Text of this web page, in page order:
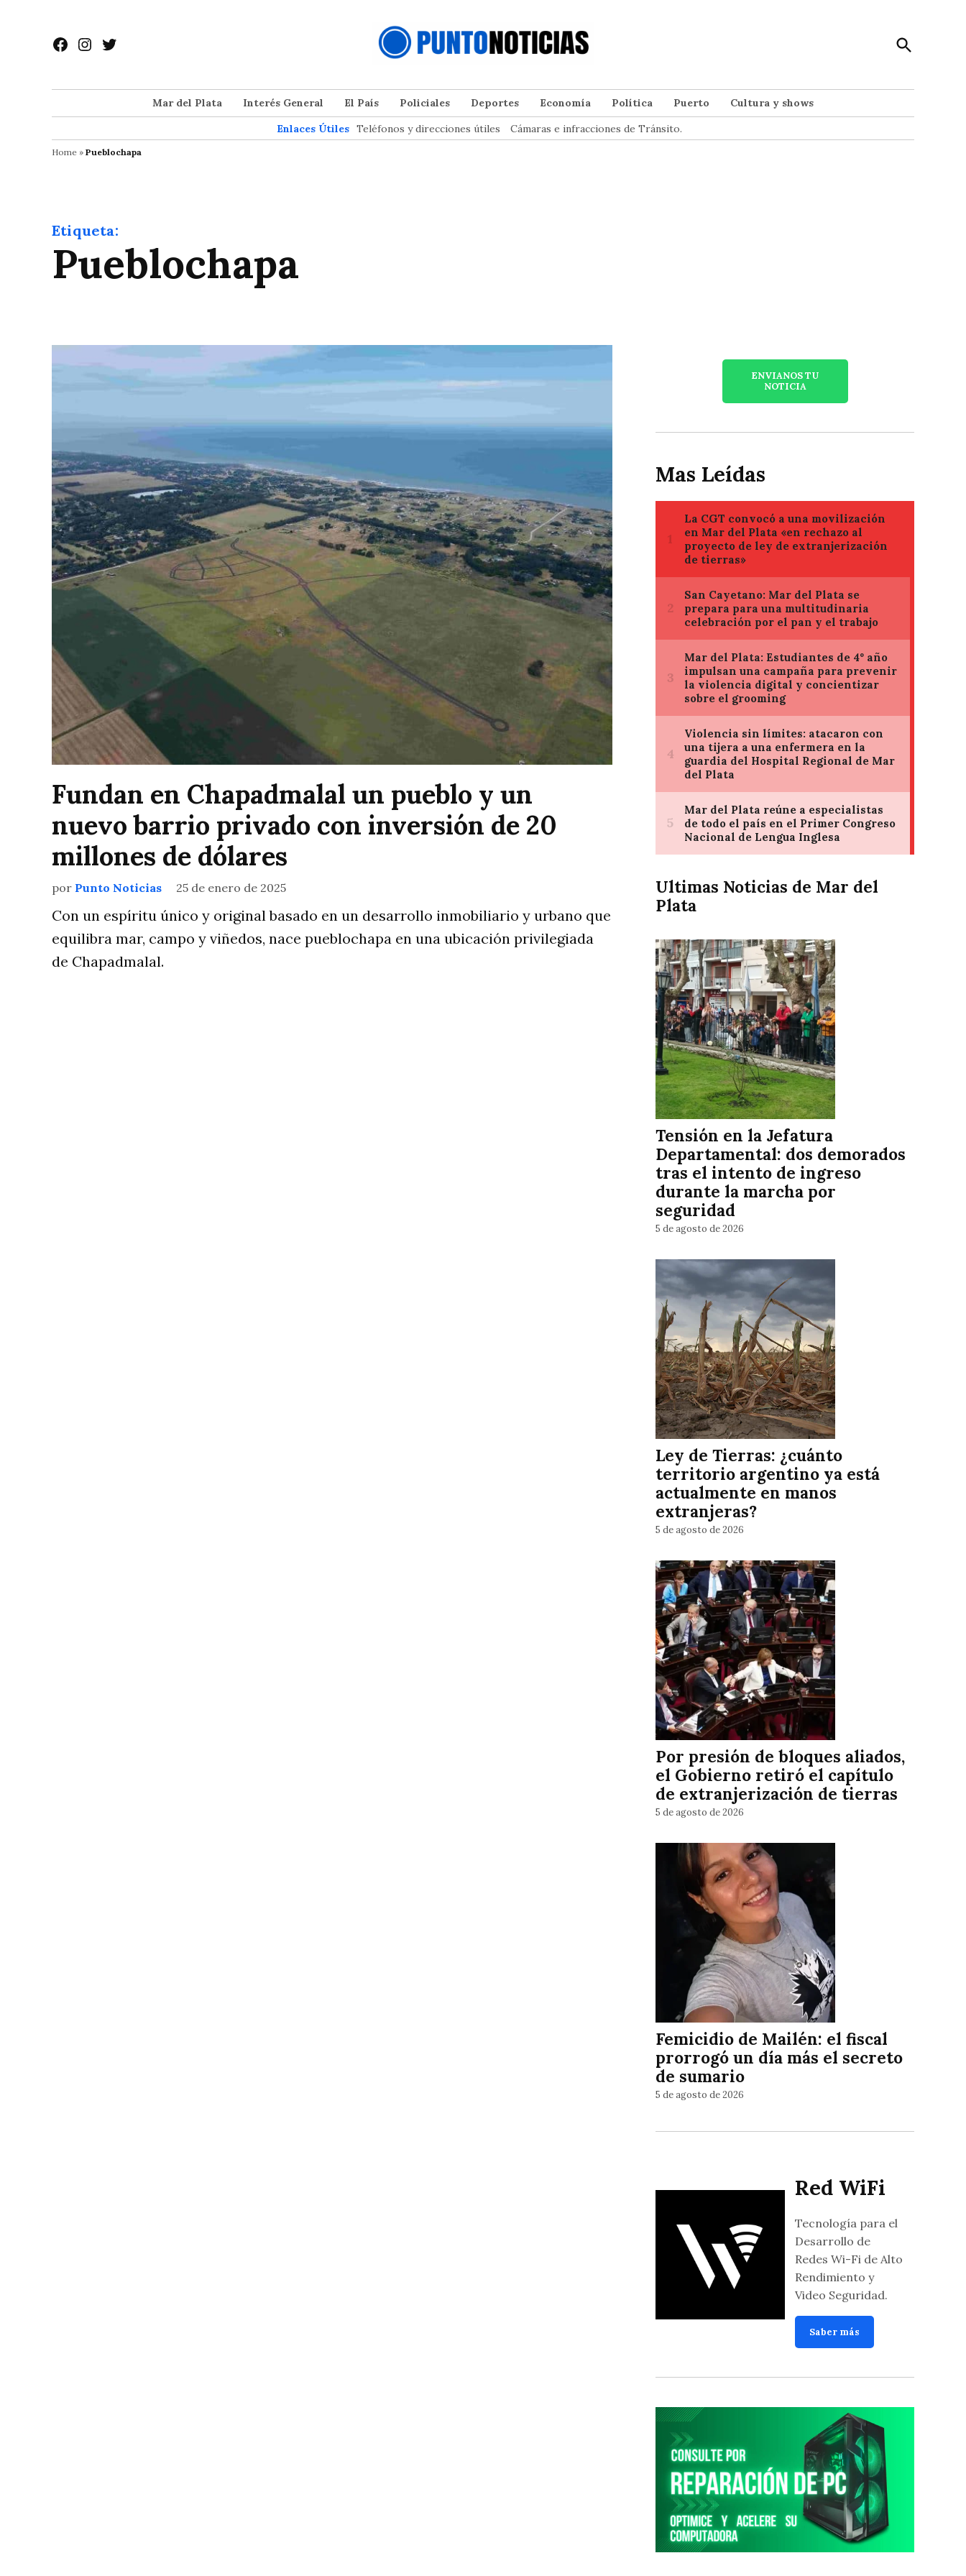
contenido
Facebook
Instagram
Twitter
Open
Search
Mar del Plata Interés General El País Policiales Deportes Economía Política Puerto
Cultura y shows
Enlaces Útiles Teléfonos y direcciones útiles Cámaras e infracciones de Tránsito.
Home » Pueblochapa
Etiqueta:
Pueblochapa
Fundan en Chapadmalal un pueblo y un
nuevo barrio privado con inversión de 20
millones de dólares
por Punto Noticias 25 de enero de 2025
Con un espíritu único y original basado en un desarrollo inmobiliario y urbano que
equilibra mar, campo y viñedos, nace pueblochapa en una ubicación privilegiada
de Chapadmalal.
ENVIANOS TU
NOTICIA
Mas Leídas
Ultimas Noticias de Mar del
Plata
Tensión en la Jefatura
Departamental: dos demorados
tras el intento de ingreso
durante la marcha por
seguridad
5 de agosto de 2026
Ley de Tierras: ¿cuánto
territorio argentino ya está
actualmente en manos
extranjeras?
5 de agosto de 2026
Por presión de bloques aliados,
el Gobierno retiró el capítulo
de extranjerización de tierras
5 de agosto de 2026
Femicidio de Mailén: el fiscal
prorrogó un día más el secreto
de sumario
5 de agosto de 2026
Red WiFi
Tecnología para el
Desarrollo de
Redes Wi-Fi de Alto
Rendimiento y
Video Seguridad.
Saber más